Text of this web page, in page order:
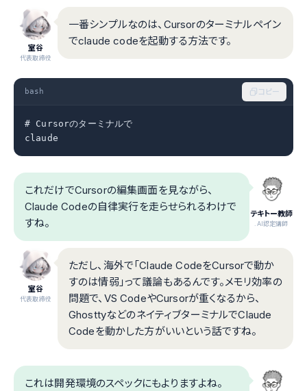
室谷
代表取締役
一番シンプルなのは、Cursorのターミナルペイン
でclaude codeを起動する方法です。
bash コピー
# Cursorのターミナルで
claude
テキトー教師
.AI認定講師
これだけでCursorの編集画面を見ながら、
Claude Codeの自律実行を走らせられるわけで
すね。
室谷
代表取締役
ただし、海外で「Claude CodeをCursorで動か
すのは情弱」って議論もあるんです。メモリ効率の
問題で、VS CodeやCursorが重くなるから、
GhosttyなどのネイティブターミナルでClaude
Codeを動かした方がいいという話ですね。
これは開発環境のスペックにもよりますよね。